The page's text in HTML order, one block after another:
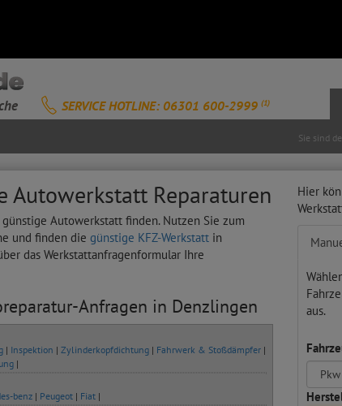
SERVICE HOTLINE: 06301 600-2999 (1)
Sie sind
Autowerkstatt Reparaturen
Autowerkstatt finden. Nutzen Sie zum
und finden die günstige KFZ-Werkstattin
das Werkstattanfragenformular Ihre
Anfragen in Denzlingen
| Inspektion | Zylinderkopfdichtung| Fahrwerk & Stoßdämpfer|
|
benz| Peugeot| Fiat|
Hier
aus.